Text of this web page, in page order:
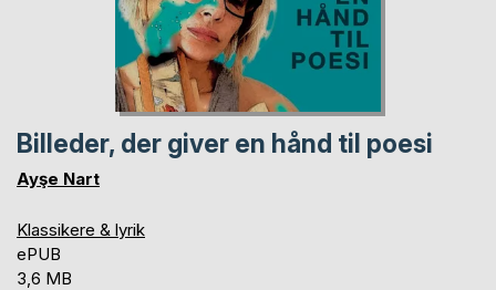
Billeder, der giver en hånd til poesi
Ayşe Nart
Klassikere & lyrik
ePUB
3,6 MB